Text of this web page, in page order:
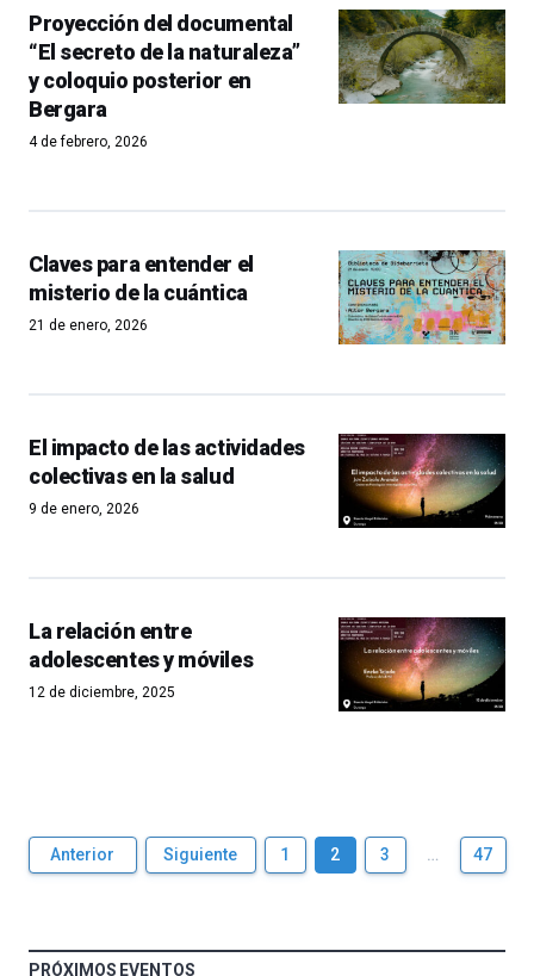
Proyección del documental
“El secreto de la naturaleza”
y coloquio posterior en
Bergara
4 de febrero, 2026
Claves para entender el
misterio de la cuántica
21 de enero, 2026
El impacto de las actividades
colectivas en la salud
9 de enero, 2026
La relación entre
adolescentes y móviles
12 de diciembre, 2025
Anterior Siguiente 1 2 3 … 47
PRÓXIMOS EVENTOS